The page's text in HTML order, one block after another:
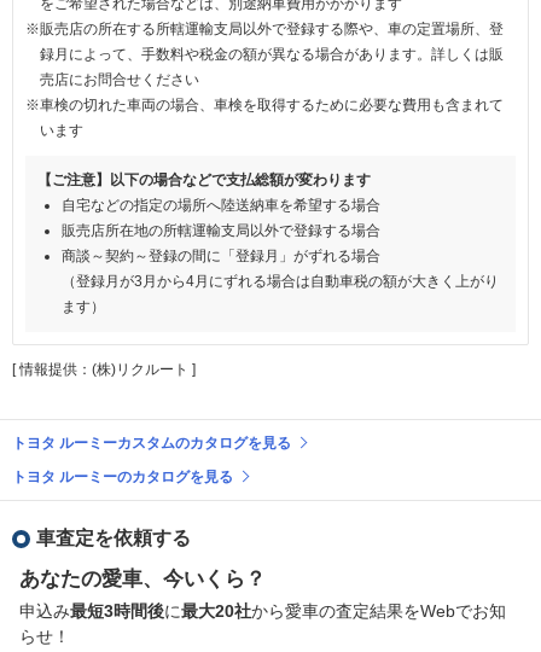
※販売店の所在する所轄運輸支局以外で登録する際や、車の定置場所、登
録月によって、手数料や税金の額が異なる場合があります。詳しくは販
売店にお問合せください
※車検の切れた車両の場合、車検を取得するために必要な費用も含まれて
います
【ご注意】以下の場合などで支払総額が変わります
自宅などの指定の場所へ陸送納車を希望する場合
販売店所在地の所轄運輸支局以外で登録する場合
商談～契約～登録の間に「登録月」がずれる場合
（登録月が3月から4月にずれる場合は自動車税の額が大きく上がり
ます）
[ 情報提供：(株)リクルート ]
トヨタ ルーミーカスタムのカタログを見る
トヨタ ルーミーのカタログを見る
車査定を依頼する
あなたの愛車、今いくら？
申込み最短3時間後に最大20社から愛車の査定結果をWebでお知
らせ！